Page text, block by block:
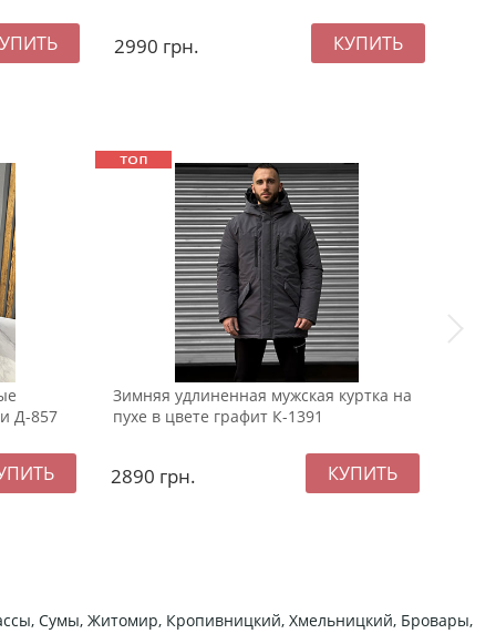
2990 грн.
Д-857
Зимняя удлиненная мужская куртка на
пухе в цвете графит К-1391
2890 грн.
Сумы, Житомир, Кропивницкий, Хмельницкий, Бровары,